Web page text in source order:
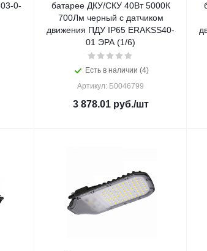
0-
батарее ДКУ/СКУ 40Вт 5000К
700Лм черный с датчиком
движения ПДУ IP65 ERAKSS40-
01 ЭРА (1/6)
Есть в наличии (4)
Артикул: Б0046799
3 878.01руб./шт